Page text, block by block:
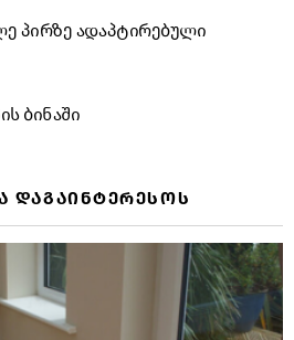
პირზე ადაპტირებული
ბინაში
ᲓᲐᲒᲐᲘᲜᲢᲔᲠᲔᲡᲝᲡ